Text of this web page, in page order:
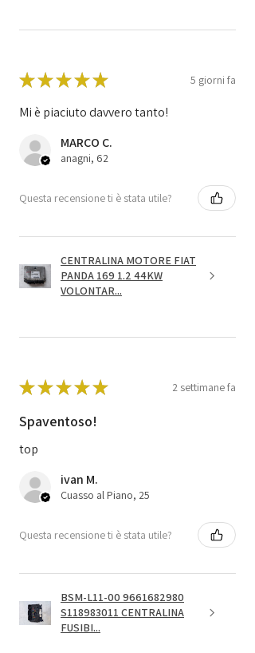
★★★★★ 5 giorni fa
Mi è piaciuto davvero tanto!
MARCO C.
anagni, 62
Questa recensione ti è stata utile?
CENTRALINA MOTORE FIAT
PANDA 169 1.2 44KW
VOLONTAR...
★★★★★ 2 settimane fa
Spaventoso!
top
ivan M.
Cuasso al Piano, 25
Questa recensione ti è stata utile?
BSM-L11-00 9661682980
S118983011 CENTRALINA
FUSIBI...